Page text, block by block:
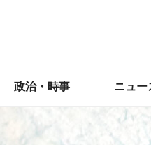
政治・時事 ニュー